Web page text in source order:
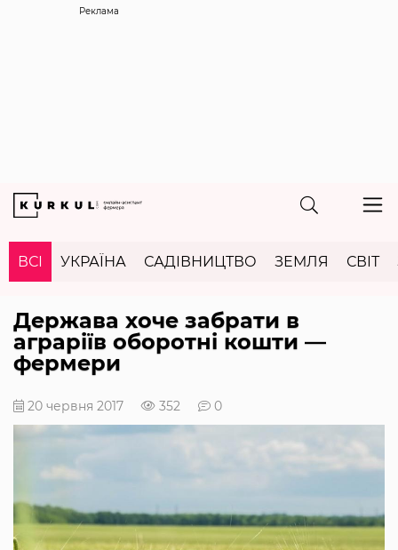
Реклама
ВСІ УКРАЇНА САДІВНИЦТВО ЗЕМЛЯ СВІТ
Держава хоче забрaти в
аграріїв оборотні кошти —
фермери
20 червня 2017 352 0